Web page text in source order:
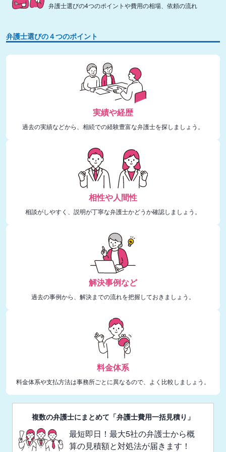
弁護士選びの4つのポイントや費用の相場、依頼の流れ
弁護士選びの４つのポイント
実績や経歴
過去の実績などから、相続での経験豊富な弁護士を探しましょう。
相性や人間性
相談がしやすく、説明が丁寧な弁護士かどうか確認しましょう。
解決事例など
過去の事例から、解決までの流れを把握しておきましょう。
料金体系
料金体系や支払方法は事務所ごとに異なるので、よく比較しましょう。
複数の弁護士にまとめて「弁護士費用一括見積り」
最短即日！最大5社の弁護士から概
算の見積額と対処法が届きます！